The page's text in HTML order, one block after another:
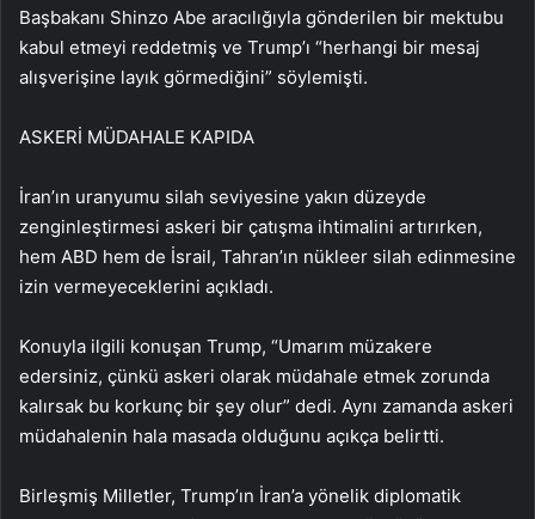
Başbakanı Shinzo Abe aracılığıyla gönderilen bir mektubu
kabul etmeyi reddetmiş ve Trump’ı “herhangi bir mesaj
alışverişine layık görmediğini” söylemişti.
ASKERİ MÜDAHALE KAPIDA
İran’ın uranyumu silah seviyesine yakın düzeyde
zenginleştirmesi askeri bir çatışma ihtimalini artırırken,
hem ABD hem de İsrail, Tahran’ın nükleer silah edinmesine
izin vermeyeceklerini açıkladı.
Konuyla ilgili konuşan Trump, “Umarım müzakere
edersiniz, çünkü askeri olarak müdahale etmek zorunda
kalırsak bu korkunç bir şey olur” dedi. Aynı zamanda askeri
müdahalenin hala masada olduğunu açıkça belirtti.
Birleşmiş Milletler, Trump’ın İran’a yönelik diplomatik